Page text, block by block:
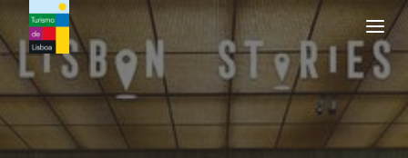
Logo do Turismo de Lisboa